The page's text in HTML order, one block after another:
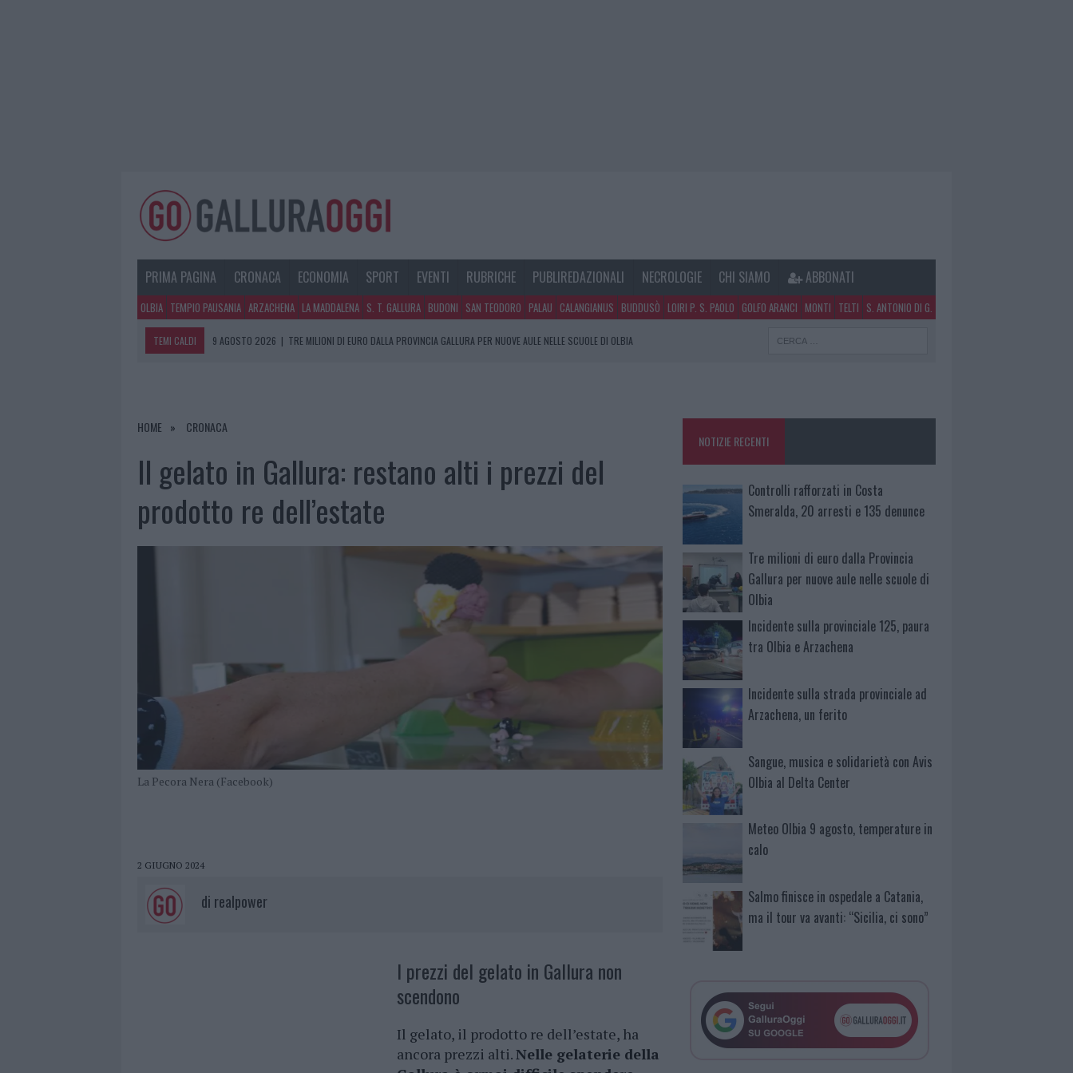
PRIMA PAGINA CRONACA ECONOMIA SPORT EVENTI RUBRICHE PUBLIREDAZIONALI NECROLOGIE CHI SIAMO ABBONATI
OLBIA TEMPIO PAUSANIA ARZACHENA LA MADDALENA S. T. GALLURA BUDONI SAN TEODORO PALAU CALANGIANUS BUDDUSÒ LOIRI P. S. PAOLO GOLFO ARANCI MONTI TELTI S. ANTONIO DI G.
TEMI CALDI 9 AGOSTO 2026 | TRE MILIONI DI EURO DALLA PROVINCIA GALLURA PER NUOVE AULE NELLE SCUOLE DI OLBIA
8 AGOSTO 2026
|
HOME CRONACA
Il gelato in Gallura: restano alti i prezzi del
prodotto re dell’estate
La Pecora Nera (Facebook)
2 GIUGNO 2024
di realpower
I prezzi del gelato in Gallura non
scendono
Il gelato, il prodotto re dell’estate, ha
ancora prezzi alti.Nelle gelaterie della
NOTIZIE RECENTI
Controlli rafforzati in Costa
Smeralda, 20 arresti e 135 denunce
Tre milioni di euro dalla Provincia
Gallura per nuove aule nelle scuole di
Olbia
Incidente sulla provinciale 125, paura
tra Olbia e Arzachena
Incidente sulla strada provinciale ad
Arzachena, un ferito
Sangue, musica e solidarietà con Avis
Olbia al Delta Center
Meteo Olbia 9 agosto, temperature in
calo
Salmo finisce in ospedale a Catania,
ma il tour va avanti: “Sicilia, ci sono”